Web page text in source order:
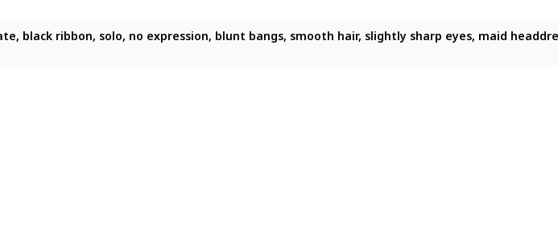
style, black shortsword, darkness, ramp, maid clothes, headdress, grasses, standing, red
style, black shortsword, darkness, ramp, maid clothes, headdress, grasses, standing,
black ribbon, solo, no expression, blunt bangs, smooth hair, slightly sharp eyes, maid